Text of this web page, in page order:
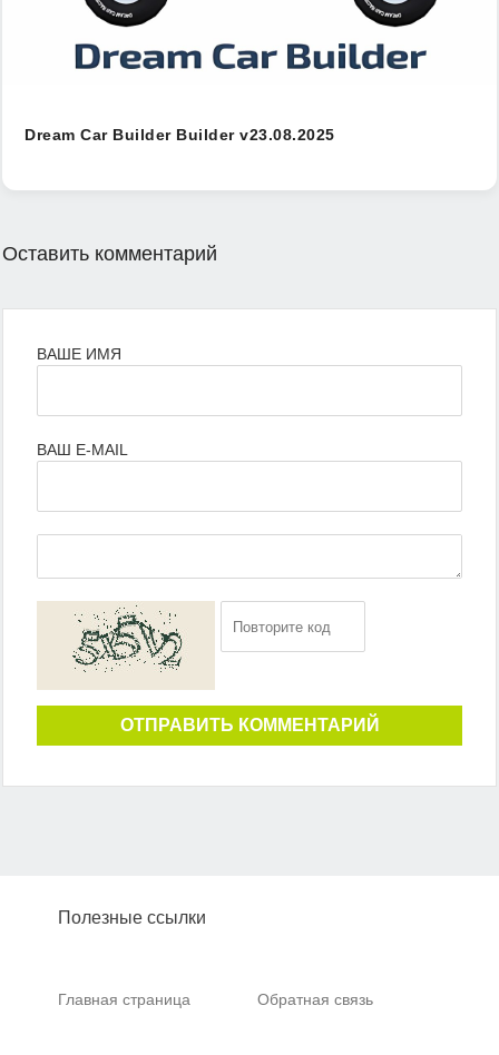
Dream Car Builder Builder v23.08.2025
Оставить комментарий
ВАШЕ ИМЯ
ВАШ E-MAIL
ОТПРАВИТЬ КОММЕНТАРИЙ
Полезные ссылки
Главная страница Обратная связь